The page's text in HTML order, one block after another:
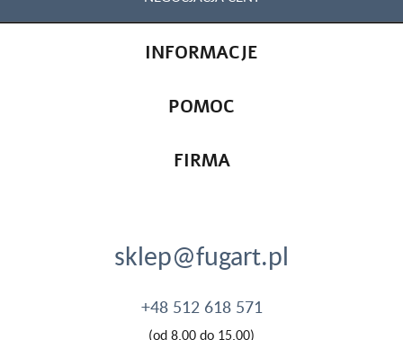
INFORMACJE
POMOC
FIRMA
sklep@fugart.pl
+48 512 618 571
(od 8.00 do 15.00)